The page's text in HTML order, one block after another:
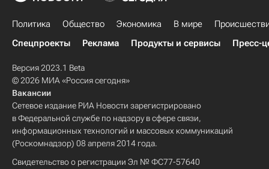
Политика Общество Экономика В мире
Спецпроекты
Реклама Продукты и сервисы Пресс-
Версия 2023.1 Beta
© 2026 МИА «Россия сегодня»
Вакансии
Сетевое издание РИА Новости зарегистрировано
в Федеральной службе по надзору в сфере связи,
информационных технологий и массовых коммуникаций
(Роскомнадзор) 08 апреля 2014 года.
Свидетельство о регистрации Эл № ФС77-57640